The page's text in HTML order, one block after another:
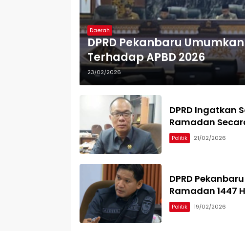
Daerah
DPRD Pekanbaru
Terhadap APBD 2026
23/02/2026
DPRD Ingatkan
Ramadan
Politik 21/02/2026
DPRD
Ramadan 1447 H
Politik 19/02/2026